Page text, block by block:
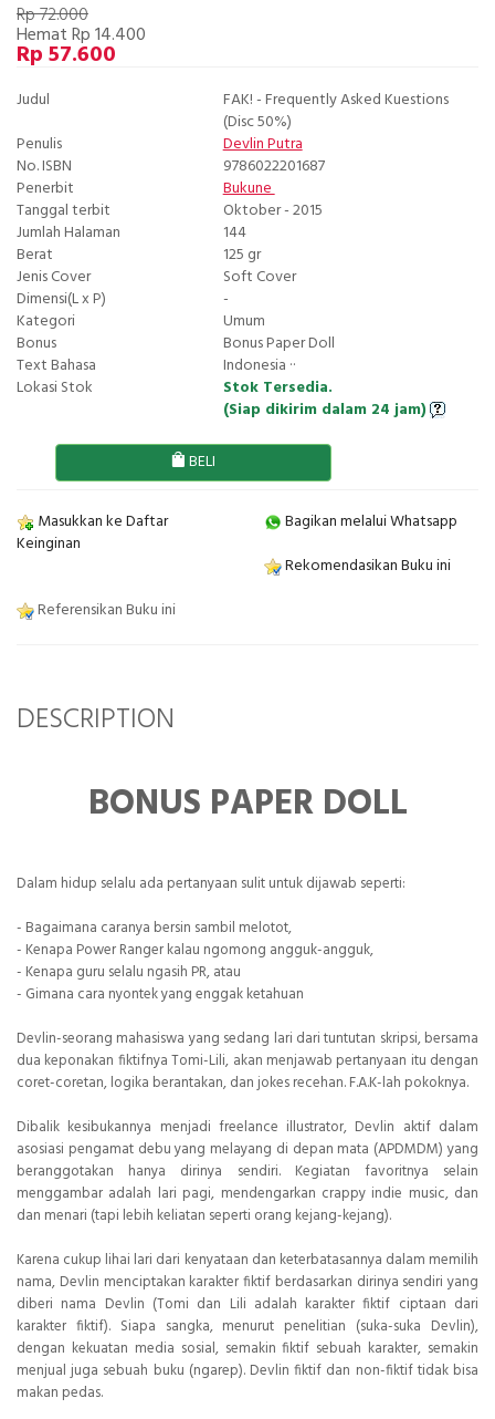
Rp 72.000
Hemat Rp 14.400
Rp 57.600
Judul
FAK! - Frequently Asked Kuestions
(Disc 50%)
Penulis
Devlin Putra
No. ISBN
9786022201687
Penerbit
Bukune
Tanggal terbit
Oktober - 2015
Jumlah Halaman
144
Berat
125 gr
Jenis Cover
Soft Cover
Dimensi(L x P)
-
Kategori
Umum
Bonus
Bonus Paper Doll
Text Bahasa
Indonesia ··
Lokasi Stok
Stok Tersedia.
(Siap dikirim dalam 24 jam)
BELI
Masukkan ke Daftar
Keinginan
Bagikan melalui Whatsapp
Rekomendasikan Buku ini
Referensikan Buku ini
DESCRIPTION
BONUS PAPER DOLL
Dalam hidup selalu ada pertanyaan sulit untuk dijawab seperti:
- Bagaimana caranya bersin sambil melotot,
- Kenapa Power Ranger kalau ngomong angguk-angguk,
- Kenapa guru selalu ngasih PR, atau
- Gimana cara nyontek yang enggak ketahuan
Devlin-seorang mahasiswa yang sedang lari dari tuntutan skripsi, bersama
dua keponakan fiktifnya Tomi-Lili, akan menjawab pertanyaan itu dengan
coret-coretan, logika berantakan, dan jokes recehan. F.A.K-lah pokoknya.
Dibalik kesibukannya menjadi freelance illustrator, Devlin aktif dalam
asosiasi pengamat debu yang melayang di depan mata (APDMDM) yang
beranggotakan hanya dirinya sendiri. Kegiatan favoritnya selain
menggambar adalah lari pagi, mendengarkan crappy indie music, dan
dan menari (tapi lebih keliatan seperti orang kejang-kejang).
Karena cukup lihai lari dari kenyataan dan keterbatasannya dalam memilih
nama, Devlin menciptakan karakter fiktif berdasarkan dirinya sendiri yang
diberi nama Devlin (Tomi dan Lili adalah karakter fiktif ciptaan dari
karakter fiktif). Siapa sangka, menurut penelitian (suka-suka Devlin),
dengan kekuatan media sosial, semakin fiktif sebuah karakter, semakin
menjual juga sebuah buku (ngarep). Devlin fiktif dan non-fiktif tidak bisa
makan pedas.